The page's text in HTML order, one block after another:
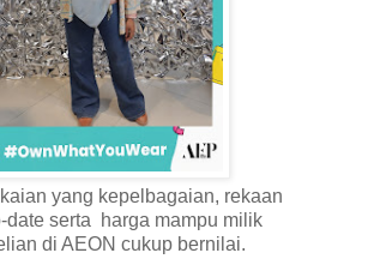
yang kepelbagaian, rekaan
date serta harga mampu milik
di AEON cukup bernilai.